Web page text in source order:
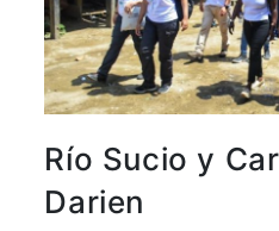
acceder
aquí.
Por lo tanto, este
únicamente servirá
de información
de 2026.
Río Sucio y
Darien